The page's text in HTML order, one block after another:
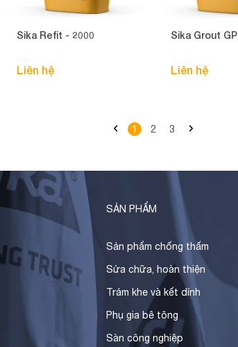
Sika Refit - 2000
Liên hệ
Sika Grout GP
Liên hệ
1 2 3
SẢN PHẨM
Sản phẩm chống thấm
Sửa chữa, hoàn thiện
Trám khe và kết dính
Phụ gia bê tông
Sàn công nghiệp